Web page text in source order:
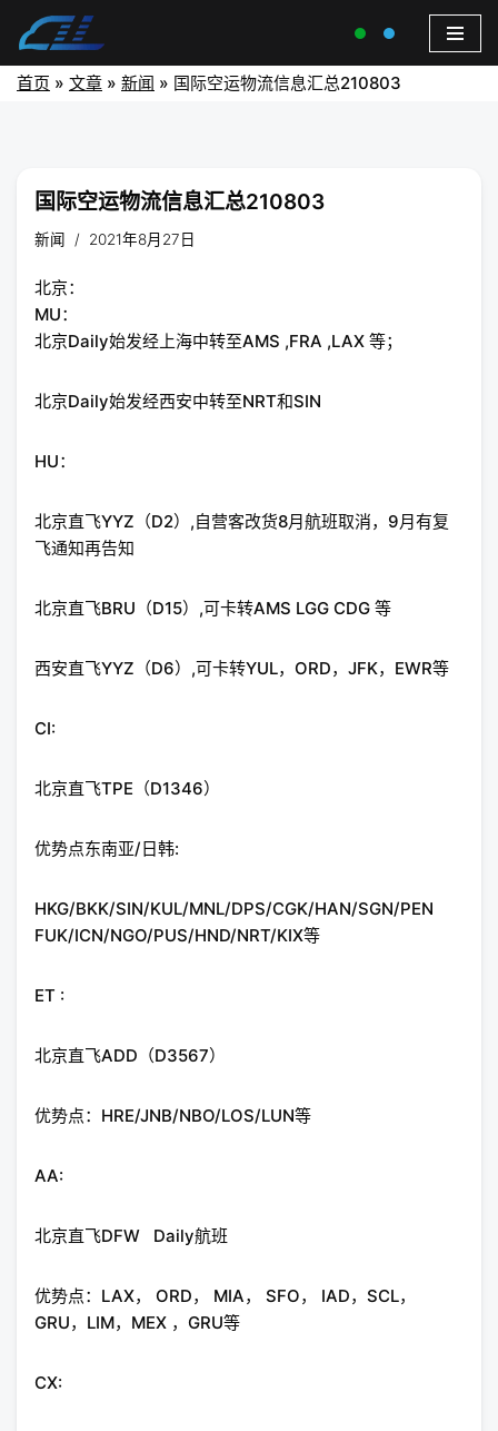
首页 » 文章 » 新闻 » 国际空运物流信息汇总210803
国际空运物流信息汇总210803
新闻 2021年8月27日
北京：
MU：
北京Daily始发经上海中转至AMS ,FRA ,LAX 等；
北京Daily始发经西安中转至NRT和SIN
HU：
北京直飞YYZ（D2）,自营客改货8月航班取消，9月有复
飞通知再告知
北京直飞BRU（D15）,可卡转AMS LGG CDG 等
西安直飞YYZ（D6）,可卡转YUL，ORD，JFK，EWR等
CI:
北京直飞TPE（D1346）
优势点东南亚/日韩:
HKG/BKK/SIN/KUL/MNL/DPS/CGK/HAN/SGN/PEN
FUK/ICN/NGO/PUS/HND/NRT/KIX等
ET :
北京直飞ADD（D3567）
优势点：HRE/JNB/NBO/LOS/LUN等
AA:
北京直飞DFW Daily航班
优势点：LAX， ORD， MIA， SFO， IAD，SCL，
GRU，LIM，MEX ，GRU等
CX: